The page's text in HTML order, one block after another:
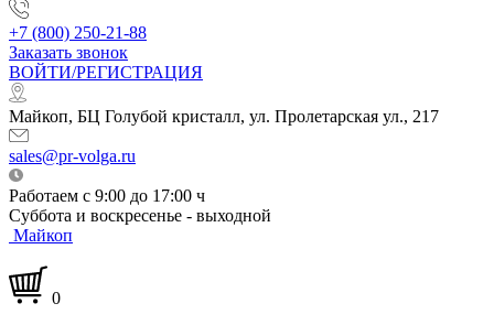
+7 (800) 250-21-88
Заказать звонок
ВОЙТИ/РЕГИСТРАЦИЯ
Майкоп, БЦ Голубой кристалл, ул. Пролетарская ул., 217
sales@pr-volga.ru
Работаем с 9:00 до 17:00 ч
Суббота и воскресенье - выходной
Майкоп
0